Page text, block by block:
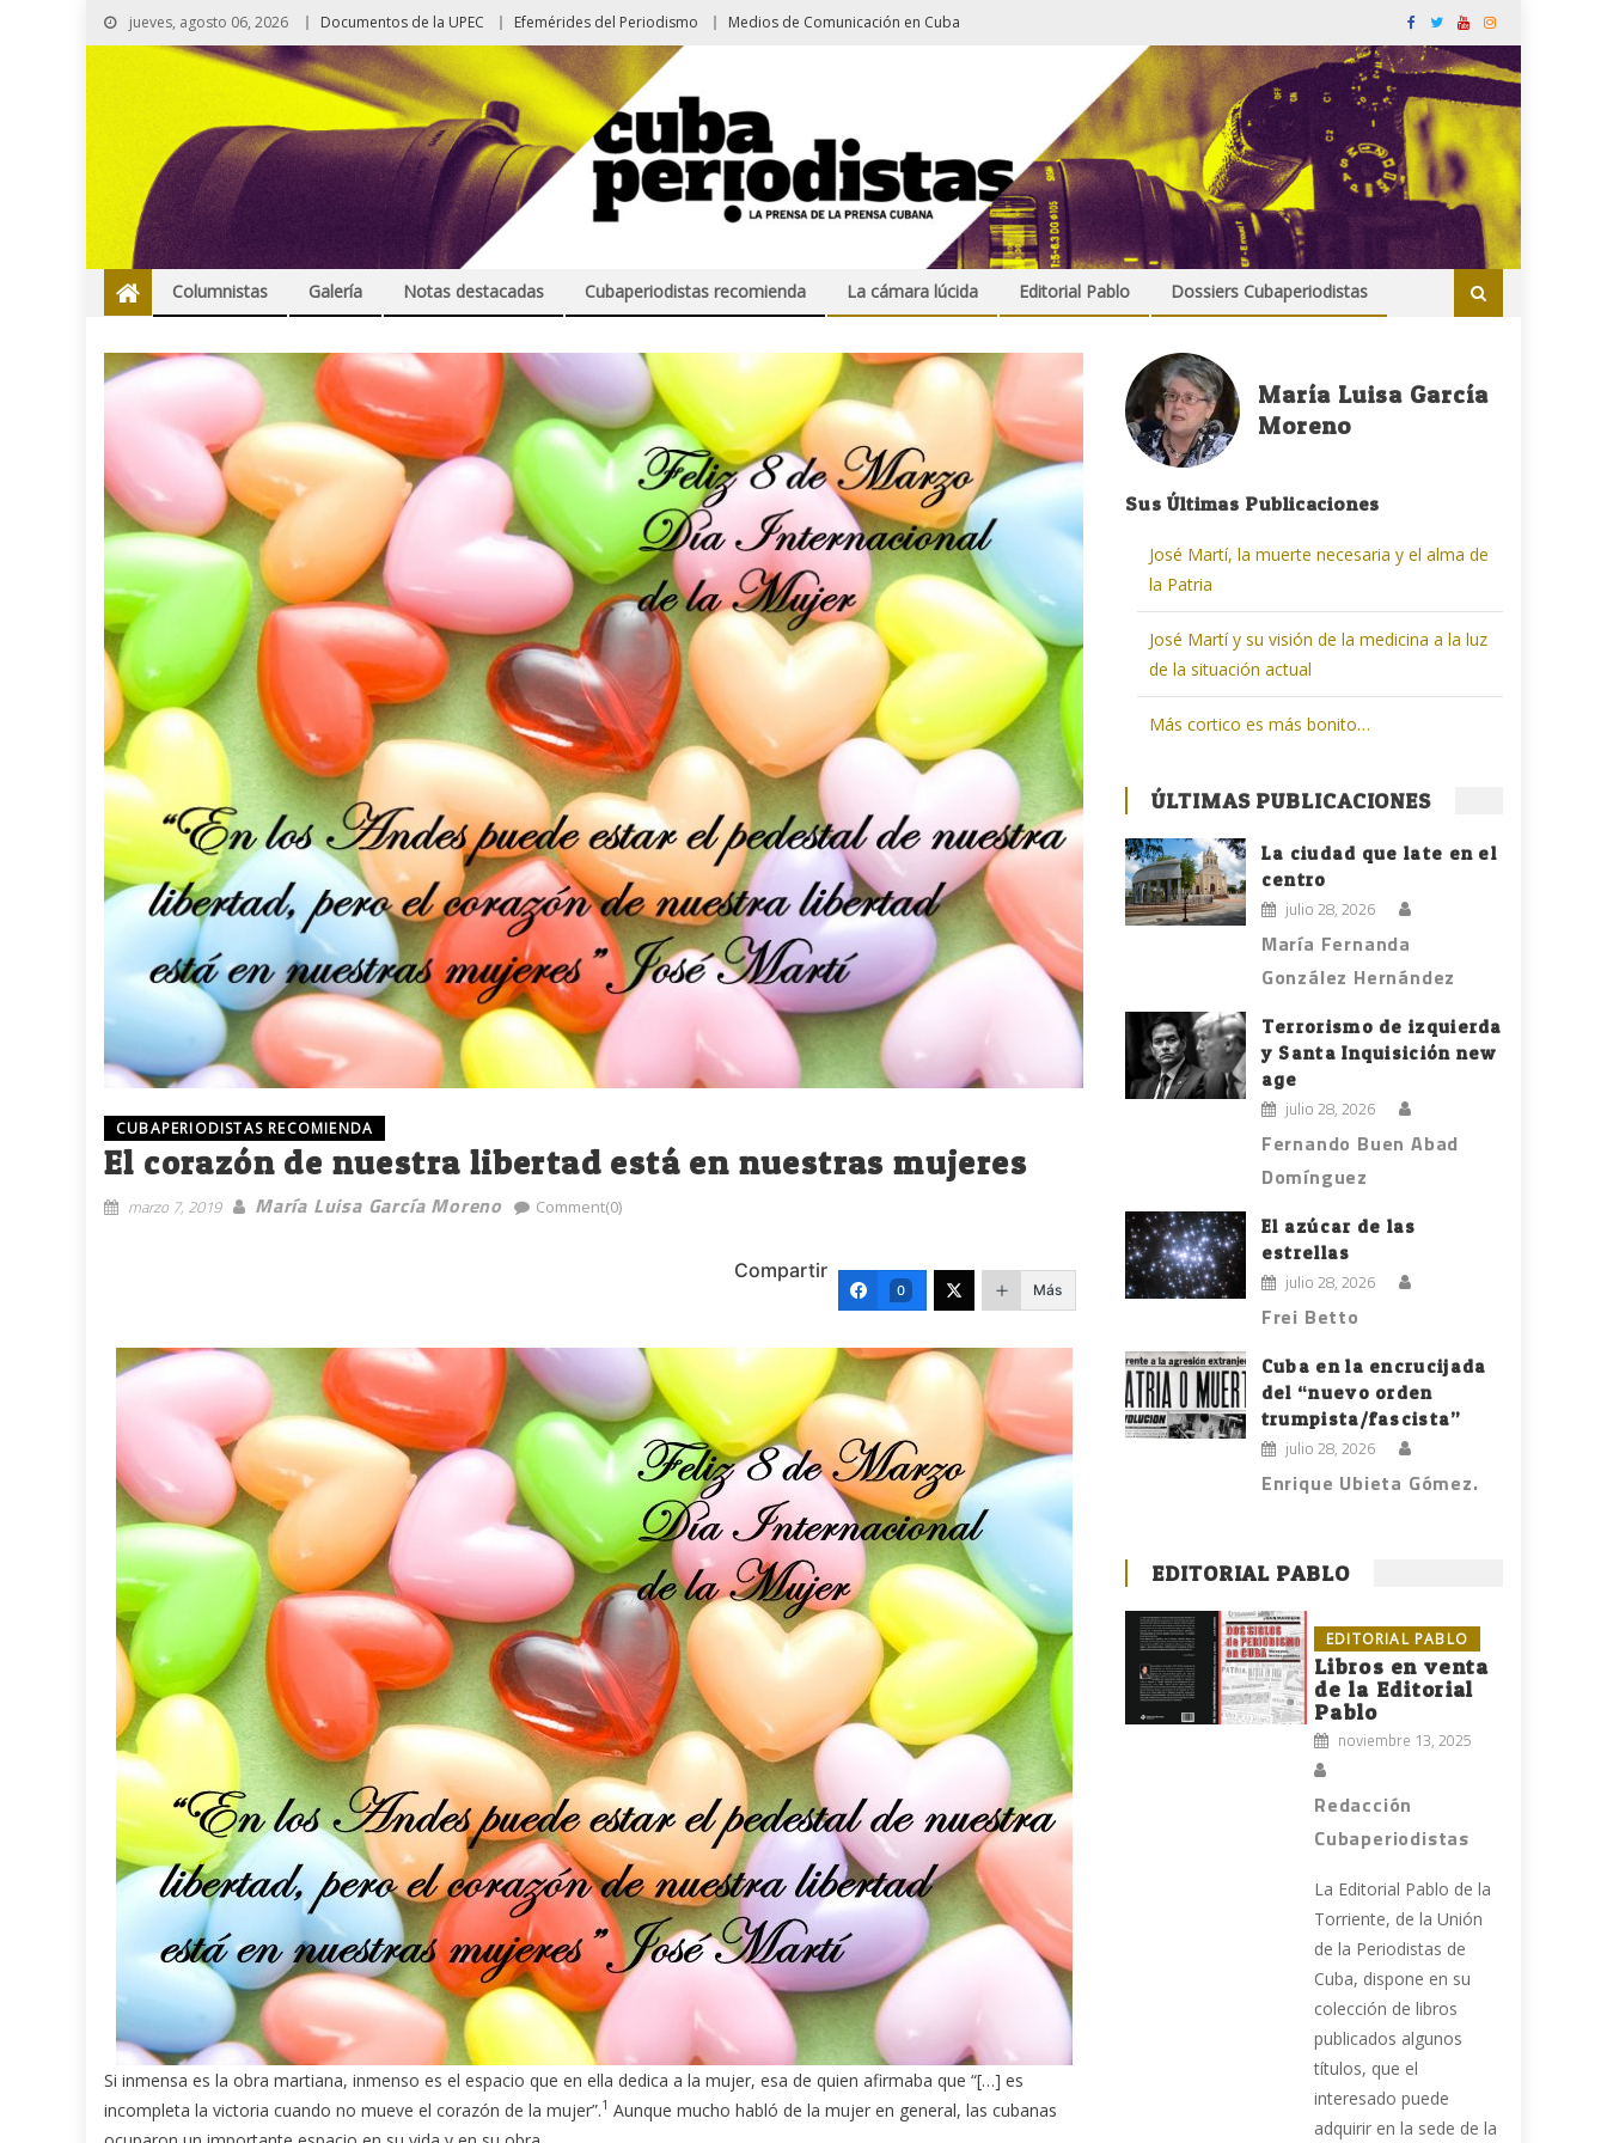
jueves, agosto 06, 2026 Documentos de la UPEC Efemérides del Periodismo Medios de Comunicación en Cuba
Columnistas Galería Notas destacadas Cubaperiodistas recomienda La cámara lúcida Editorial Pablo Dossiers Cubaperiodistas
CUBAPERIODISTAS RECOMIENDA
El corazón de nuestra libertad está en nuestras mujeres
marzo 7, 2019 María Luisa García Moreno Comment(0)
Compartir
0 Más
Si inmensa es la obra martiana, inmenso es el espacio que en ella dedica a la mujer, esa de quien afirmaba que “[…] es
incompleta la victoria cuando no mueve el corazón de la mujer”.1 Aunque mucho habló de la mujer en general, las cubanas
María Luisa García
Moreno
Sus Últimas Publicaciones
José Martí, la muerte necesaria y el alma de
la Patria
José Martí y su visión de la medicina a la luz
de la situación actual
Más cortico es más bonito…
ÚLTIMAS PUBLICACIONES
La ciudad que late en el
centro
julio 28, 2026
María Fernanda
González Hernández
Terrorismo de izquierda
y Santa Inquisición new
age
julio 28, 2026
Fernando Buen Abad
Domínguez
El azúcar de las
estrellas
julio 28, 2026
Frei Betto
Cuba en la encrucijada
del “nuevo orden
trumpista/fascista”
julio 28, 2026
Enrique Ubieta Gómez.
EDITORIAL PABLO
EDITORIAL PABLO
Libros en venta
de la Editorial
Pablo
noviembre 13, 2025
Redacción
Cubaperiodistas
La Editorial Pablo de la
Torriente, de la Unión
de la Periodistas de
Cuba, dispone en su
colección de libros
publicados algunos
títulos, que el
interesado puede
adquirir en la sede de la